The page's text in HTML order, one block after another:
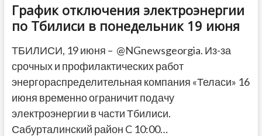
График отключения электроэнергии
по Тбилиси в понедельник 19 июня
ТБИЛИСИ, 19 июня – @NGnewsgeorgia. Из-за
срочных и профилактических работ
энергораспределительная компания «Теласи» 16
июня временно ограничит подачу
электроэнергии в части Тбилиси.
Сабурталинский район C 10:00…